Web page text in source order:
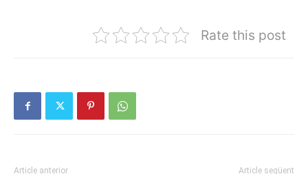
Rate this post
Article anterior Article següent